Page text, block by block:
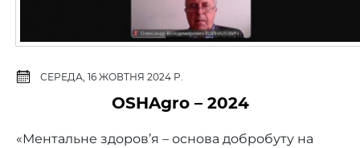
СЕРЕДА, 16 ЖОВТНЯ 2024 Р.
OSHAgro – 2024
«Ментальне здоров’я – основа добробуту на